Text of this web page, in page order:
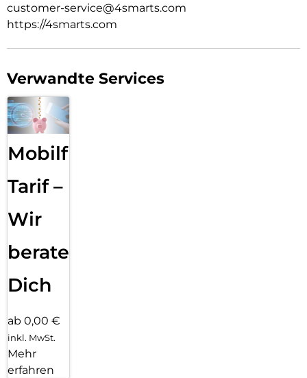
customer-service@4smarts.com
https://4smarts.com
Verwandte Services
Mobilfunk
Tarif –
Wir
beraten
Dich
ab 0,00 €
inkl. MwSt.
Mehr
erfahren